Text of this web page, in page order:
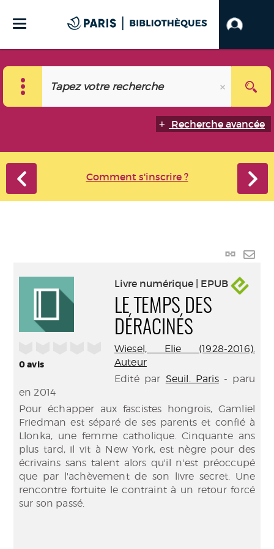
Recherche avancée
Comment s'inscrire ?
Lien
0avis
Livre numérique | EPUB
LE TEMPS DES
DÉRACINÉS
Wiesel, Elie (1928-2016).
Auteur
Edité par Seuil. Paris- paru
en 2014
Pour échapper aux fascistes hongrois, Gamliel
Friedman est séparé de ses parents et confié à
Llonka, une femme catholique. Cinquante ans
plus tard, il vit à New York, est nègre pour des
écrivains sans talent alors qu'il n'est préoccupé
que par l'achèvement de son livre secret. Une
rencontre fortuite le contraint à un retour forcé
sur son passé.